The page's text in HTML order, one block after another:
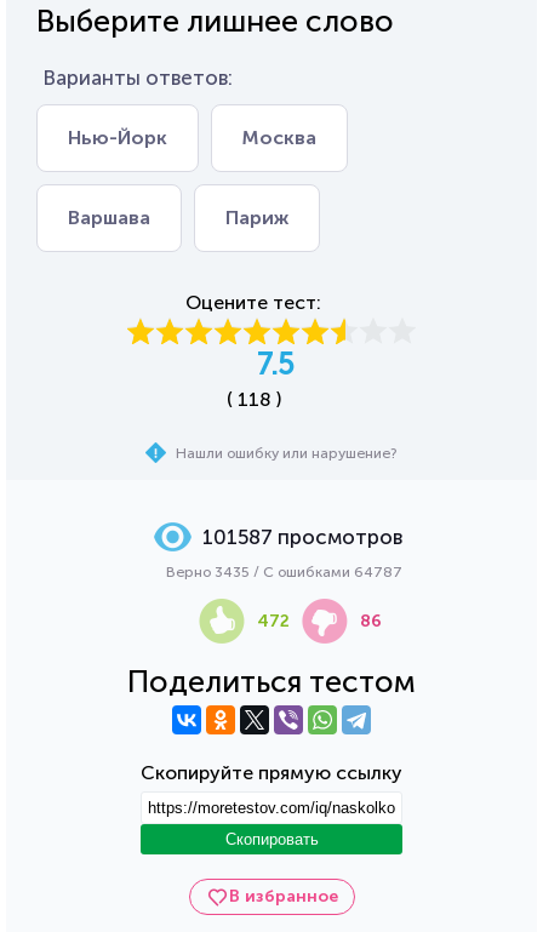
Выберите лишнее слово
Варианты ответов:
Нью-Йорк Москва
Варшава Париж
Оцените тест:
7.5
( 118 )
Нашли ошибку или нарушение?
В избранное
Поделиться тестом
Скопируйте прямую ссылку
Скопировать
101587 просмотров
Верно 3435 / С ошибками 64787
472 86